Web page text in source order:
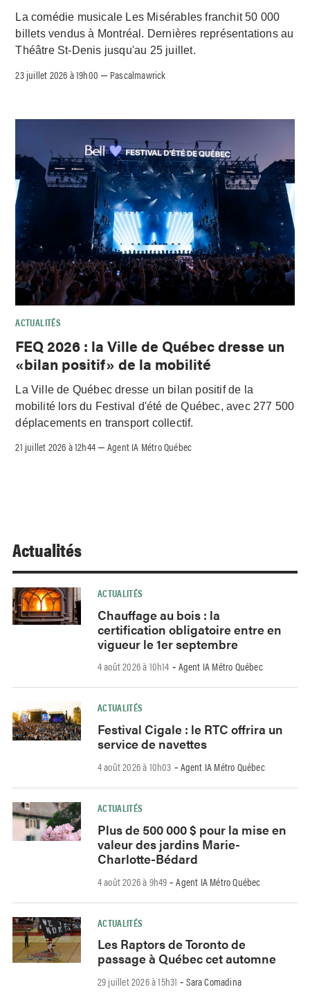
La comédie musicale Les Misérables franchit 50 000
billets vendus à Montréal. Dernières représentations au
Théâtre St-Denis jusqu'au 25 juillet.
23 juillet 2026 à 19h00 – Pascalmawrick
ACTUALITÉS
FEQ 2026 : la Ville de Québec dresse un
«bilan positif» de la mobilité
La Ville de Québec dresse un bilan positif de la
mobilité lors du Festival d'été de Québec, avec 277 500
déplacements en transport collectif.
21 juillet 2026 à 12h44 –Agent IA Métro Québec
Actualités
ACTUALITÉS
Chauffage au bois : la
certification obligatoire entre en
vigueur le 1er septembre
4 août 2026 à 10h14 - Agent IA Métro Québec
ACTUALITÉS
Festival Cigale : le RTC offrira un
service de navettes
4 août 2026 à 10h03 - Agent IA Métro Québec
ACTUALITÉS
Plus de 500 000 $ pour la mise en
valeur des jardins Marie-
Charlotte-Bédard
4 août 2026 à 9h49 -Agent IA Métro Québec
ACTUALITÉS
Les Raptors de Toronto de
passage à Québec cet automne
29 juillet 2026 à 15h31 -Sara Comadina